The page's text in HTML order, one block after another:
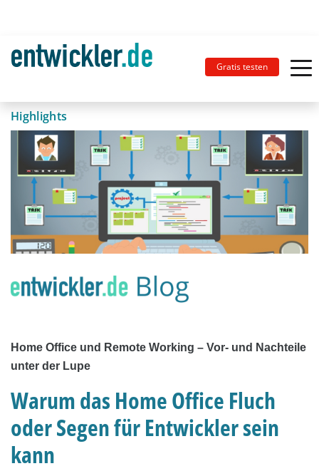
Gratis testen
Highlights
Home Office und Remote Working – Vor- und Nachteile
unter der Lupe
Warum das Home Office Fluch
oder Segen für Entwickler sein
kann